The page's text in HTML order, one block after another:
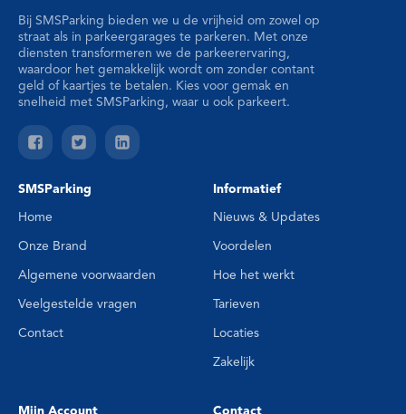
Bij SMSParking bieden we u de vrijheid om zowel op
straat als in parkeergarages te parkeren. Met onze
diensten transformeren we de parkeerervaring,
waardoor het gemakkelijk wordt om zonder contant
geld of kaartjes te betalen. Kies voor gemak en
snelheid met SMSParking, waar u ook parkeert.
SMSParking
Home
Onze Brand
Algemene voorwaarden
Veelgestelde vragen
Contact
Informatief
Nieuws & Updates
Voordelen
Hoe het werkt
Tarieven
Locaties
Zakelijk